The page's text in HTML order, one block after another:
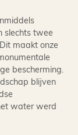
slechts twee
maakt onze
bescherming.
blijven
water werd